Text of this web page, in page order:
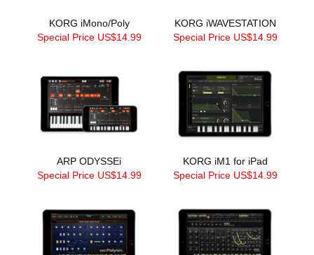
KORG iMono/Poly
Special Price US$14.99
KORG iWAVESTATION
Special Price US$14.99
ARP ODYSSEi
Special Price US$14.99
KORG iM1 for iPad
Special Price US$14.99